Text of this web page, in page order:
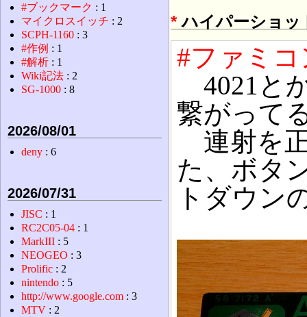
*ハイパーショッ
#ファミコ
4021と
繋がって
連射を
た、ボタ
トダウン
#ブックマーク : 1
マイクロスイッチ : 2
SCPH-1160 : 3
#作例 : 1
#解析 : 1
Wiki記法 : 2
SG-1000 : 8
2026/08/01
deny : 6
2026/07/31
JISC : 1
RC2C05-04 : 1
MarkIII : 5
NEOGEO : 3
Prolific : 2
nintendo : 5
http://www.google.com : 3
MTV : 2